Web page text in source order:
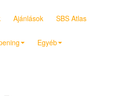
Ajánlások SBS Atlas
Egyéb